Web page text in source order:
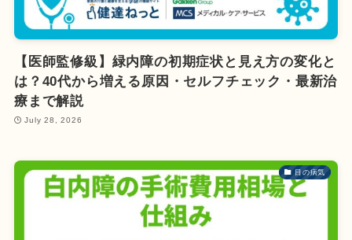
【医師監修級】緑内障の初期症状と見え方の変化と
は？40代から増える原因・セルフチェック・最新治
療まで解説
July 28, 2026
目の病気